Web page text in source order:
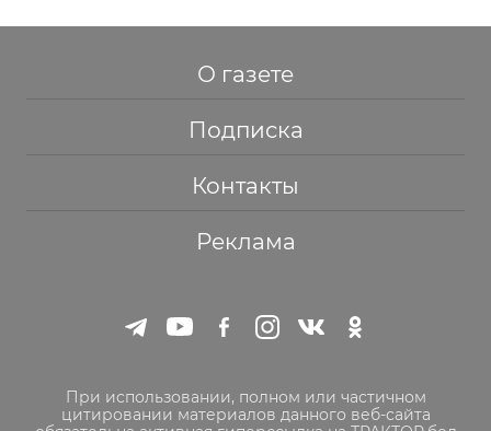
О газете
Подписка
Контакты
Реклама
При использовании, полном или частичном
цитировании материалов данного веб-сайта